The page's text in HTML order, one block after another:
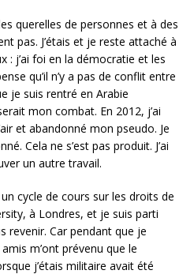
querelles de personnes et à des
pas. J’étais et je reste attaché à
: j’ai foi en la démocratie et les
qu’il n’y a pas de conflit entre
je suis rentré en Arabie
mon combat. En 2012, j’ai
et abandonné mon pseudo. Je
Cela ne s’est pas produit. J’ai
un autre travail.
cycle de cours sur les droits de
à Londres, et je suis parti
revenir. Car pendant que je
m’ont prévenu que le
j’étais militaire avait été